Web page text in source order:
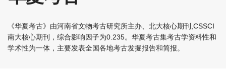
《华夏考古》由河南省文物考古研究所主办、北大核心期刊,CSSCI
南大核心期刊，综合影响因子为0.235。华夏考古集考古学资料性和
学术性为一体，主要发表全国各地考古发掘报告和简报。